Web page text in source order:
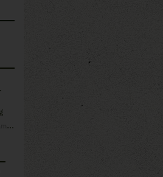
1 * 20 g (264,50 € / Kilogramm)